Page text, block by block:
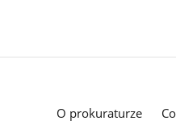
O prokuraturze